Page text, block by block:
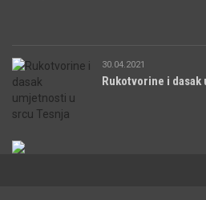
30.04.2021
Rukotvorine i